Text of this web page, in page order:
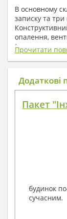
В основному
записку та три
опалення,
( купується за
1. До
входять:
План
Дані
2. До
входять:
Прочитати
Додаткові
Пакет
будинок
сучасним.